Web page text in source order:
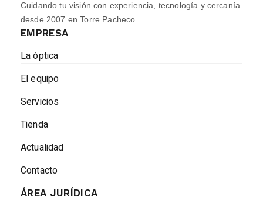
Cuidando tu visión con experiencia, tecnología y cercanía
desde 2007 en Torre Pacheco.
EMPRESA
La óptica
El equipo
Servicios
Tienda
Actualidad
Contacto
ÁREA JURÍDICA